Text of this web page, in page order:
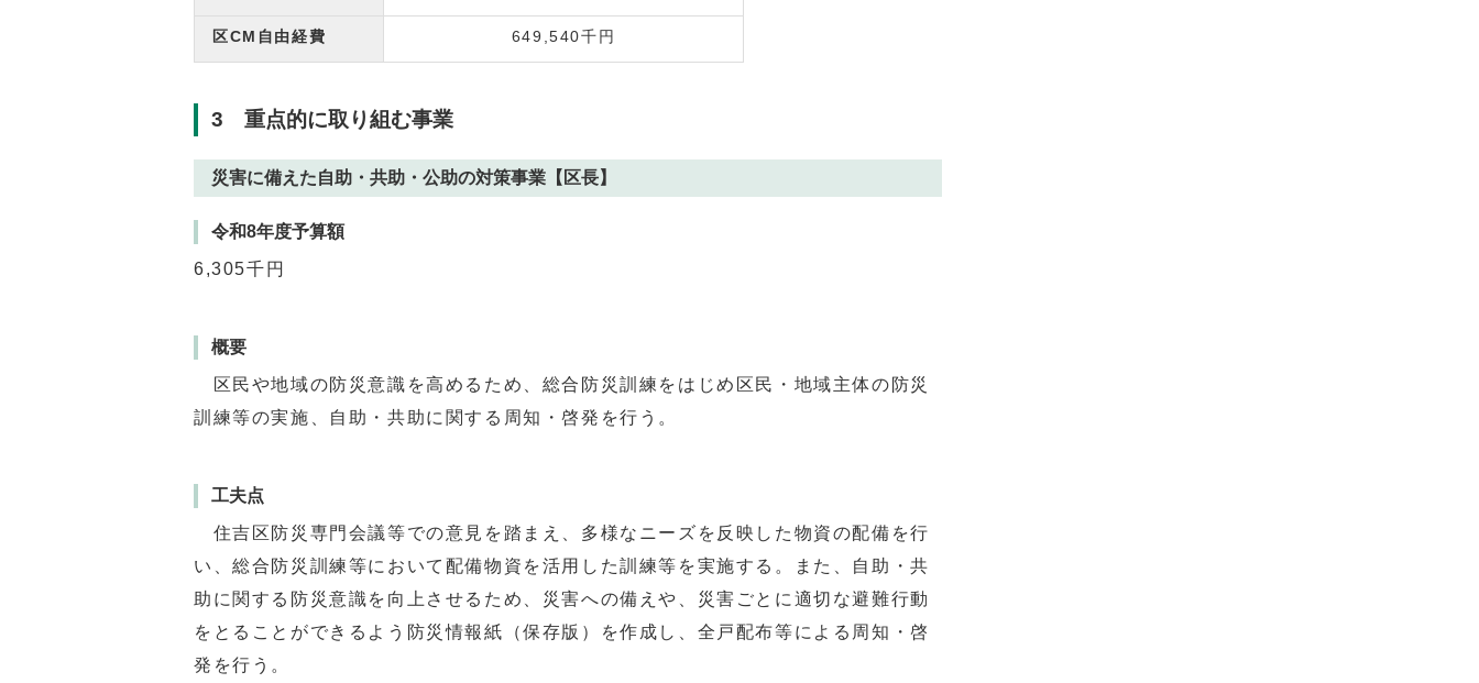
区CM自由経費 649,540千円
3 重点的に取り組む事業
災害に備えた自助・共助・公助の対策事業【区長】
令和8年度予算額
6,305千円
概要
区民や地域の防災意識を高めるため、総合防災訓練をはじめ区民・地域主体の防災
訓練等の実施、自助・共助に関する周知・啓発を行う。
工夫点
住吉区防災専門会議等での意見を踏まえ、多様なニーズを反映した物資の配備を行
い、総合防災訓練等において配備物資を活用した訓練等を実施する。また、自助・共
助に関する防災意識を向上させるため、災害への備えや、災害ごとに適切な避難行動
をとることができるよう防災情報紙（保存版）を作成し、全戸配布等による周知・啓
発を行う。